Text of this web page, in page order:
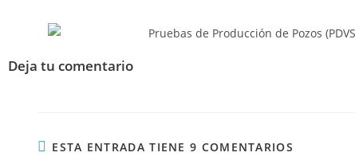
Deja tu comentario
ESTA ENTRADA TIENE 9 COMENTARIOS